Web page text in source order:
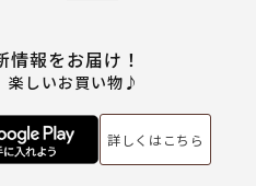
報をお届け！
楽しいお買い物♪
詳しくはこちら